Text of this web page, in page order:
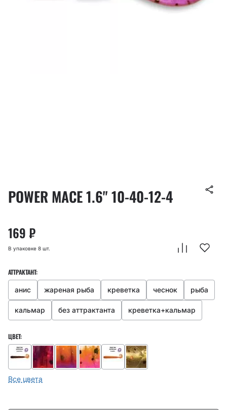
POWER MACE 1.6" 10-40-12-4
169₽
В упаковке 8 шт.
АТТРАКТАНТ:
анис жареная рыба креветка чеснок рыба
кальмар без аттрактанта креветка+кальмар
ЦВЕТ:
Все цвета